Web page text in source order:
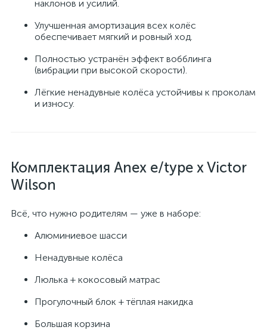
наклонов и усилий.
Улучшенная амортизация всех колёс
обеспечивает мягкий и ровный ход.
Полностью устранён эффект вобблинга
(вибрации при высокой скорости).
Лёгкие ненадувные колёса устойчивы к проколам
и износу.
Комплектация Anex e/type x Victor
Wilson
Всё, что нужно родителям — уже в наборе:
Алюминиевое шасси
Ненадувные колёса
Люлька + кокосовый матрас
Прогулочный блок + тёплая накидка
Большая корзина